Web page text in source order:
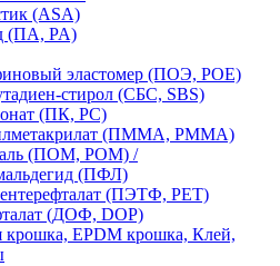
(ASA)
(ПА, PA)
эластомер (ПОЭ, POE)
стирол (СБС, SBS)
(ПК, PC)
(ПММА, PMMA)
(ПОМ, POM) /
(ПФЛ)
(ПЭТФ, PET)
(ДОФ, DOP)
крошка, EPDM крошка, Клей,